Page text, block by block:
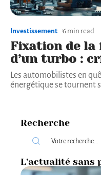
Investissement 6 min read
Fixation de la
d’un turbo :
Les automobilistes en
énergétique se tournent
Recherche
L’actualité sans